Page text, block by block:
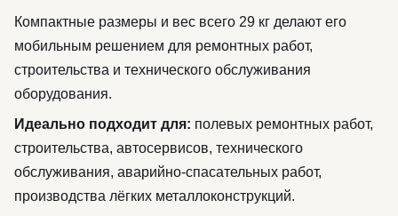
Компактные размеры и вес всего 29 кг делают его
мобильным решением для ремонтных работ,
строительства и технического обслуживания
оборудования.
Идеально подходит для: полевых ремонтных работ,
строительства, автосервисов, технического
обслуживания, аварийно-спасательных работ,
производства лёгких металлоконструкций.